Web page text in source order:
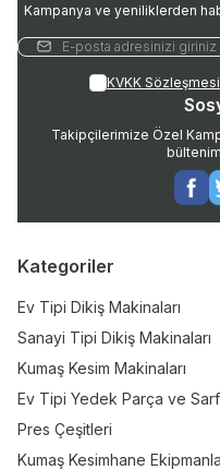
Kampanya ve yeniliklerden
KVKK
Takipçilerimize Özel
Kategoriler
Ev Tipi Dikiş Makinaları
Sanayi Tipi Dikiş Makinaları
Kumaş Kesim Makinaları
Ev Tipi Yedek Parça ve
Pres Çeşitleri
Kumaş Kesimhane